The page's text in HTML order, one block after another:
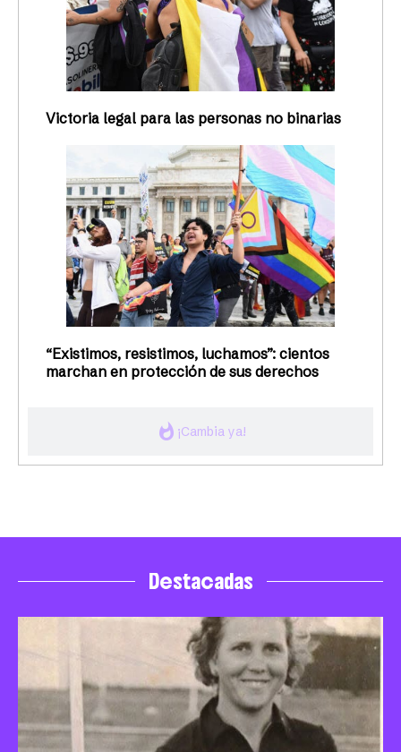
whatshot ¡Cambia ya!
Victoria legal para las personas no binarias
“Existimos, resistimos, luchamos”: cientos
marchan en protección de sus derechos
Destacadas